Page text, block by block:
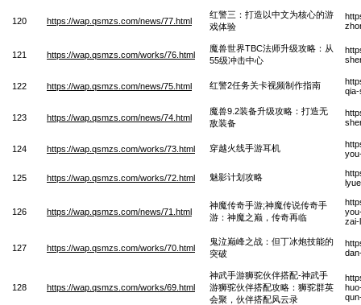
120 https://wap.qsmzs.com/news/77.html
红警三：打造以中文为核心的游
戏体验
121 https://wap.qsmzs.com/works/76.html
魔兽世界TBC法师升级攻略：从
55级冲击中心
122 https://wap.qsmzs.com/news/75.html 红警2任务关卡视频制作指南
123 https://wap.qsmzs.com/news/74.html
魔兽9.2装备升级攻略：打造无
敌装备
124 https://wap.qsmzs.com/works/73.html 穿越火线手游耳机
125 https://wap.qsmzs.com/works/72.html 魅影计划攻略
126 https://wap.qsmzs.com/news/71.html
神魔传奇手游;神魔传说传奇手
游：神魔之巅，传奇再临
zai-
127 https://wap.qsmzs.com/works/70.html
鬼泣巅峰之战：但丁冰炮技能的
突破
128 https://wap.qsmzs.com/works/69.html
神武手游狮驼伙伴搭配-神武手
游狮驼伙伴搭配攻略：狮驼群英
会聚，伙伴搭配风云录